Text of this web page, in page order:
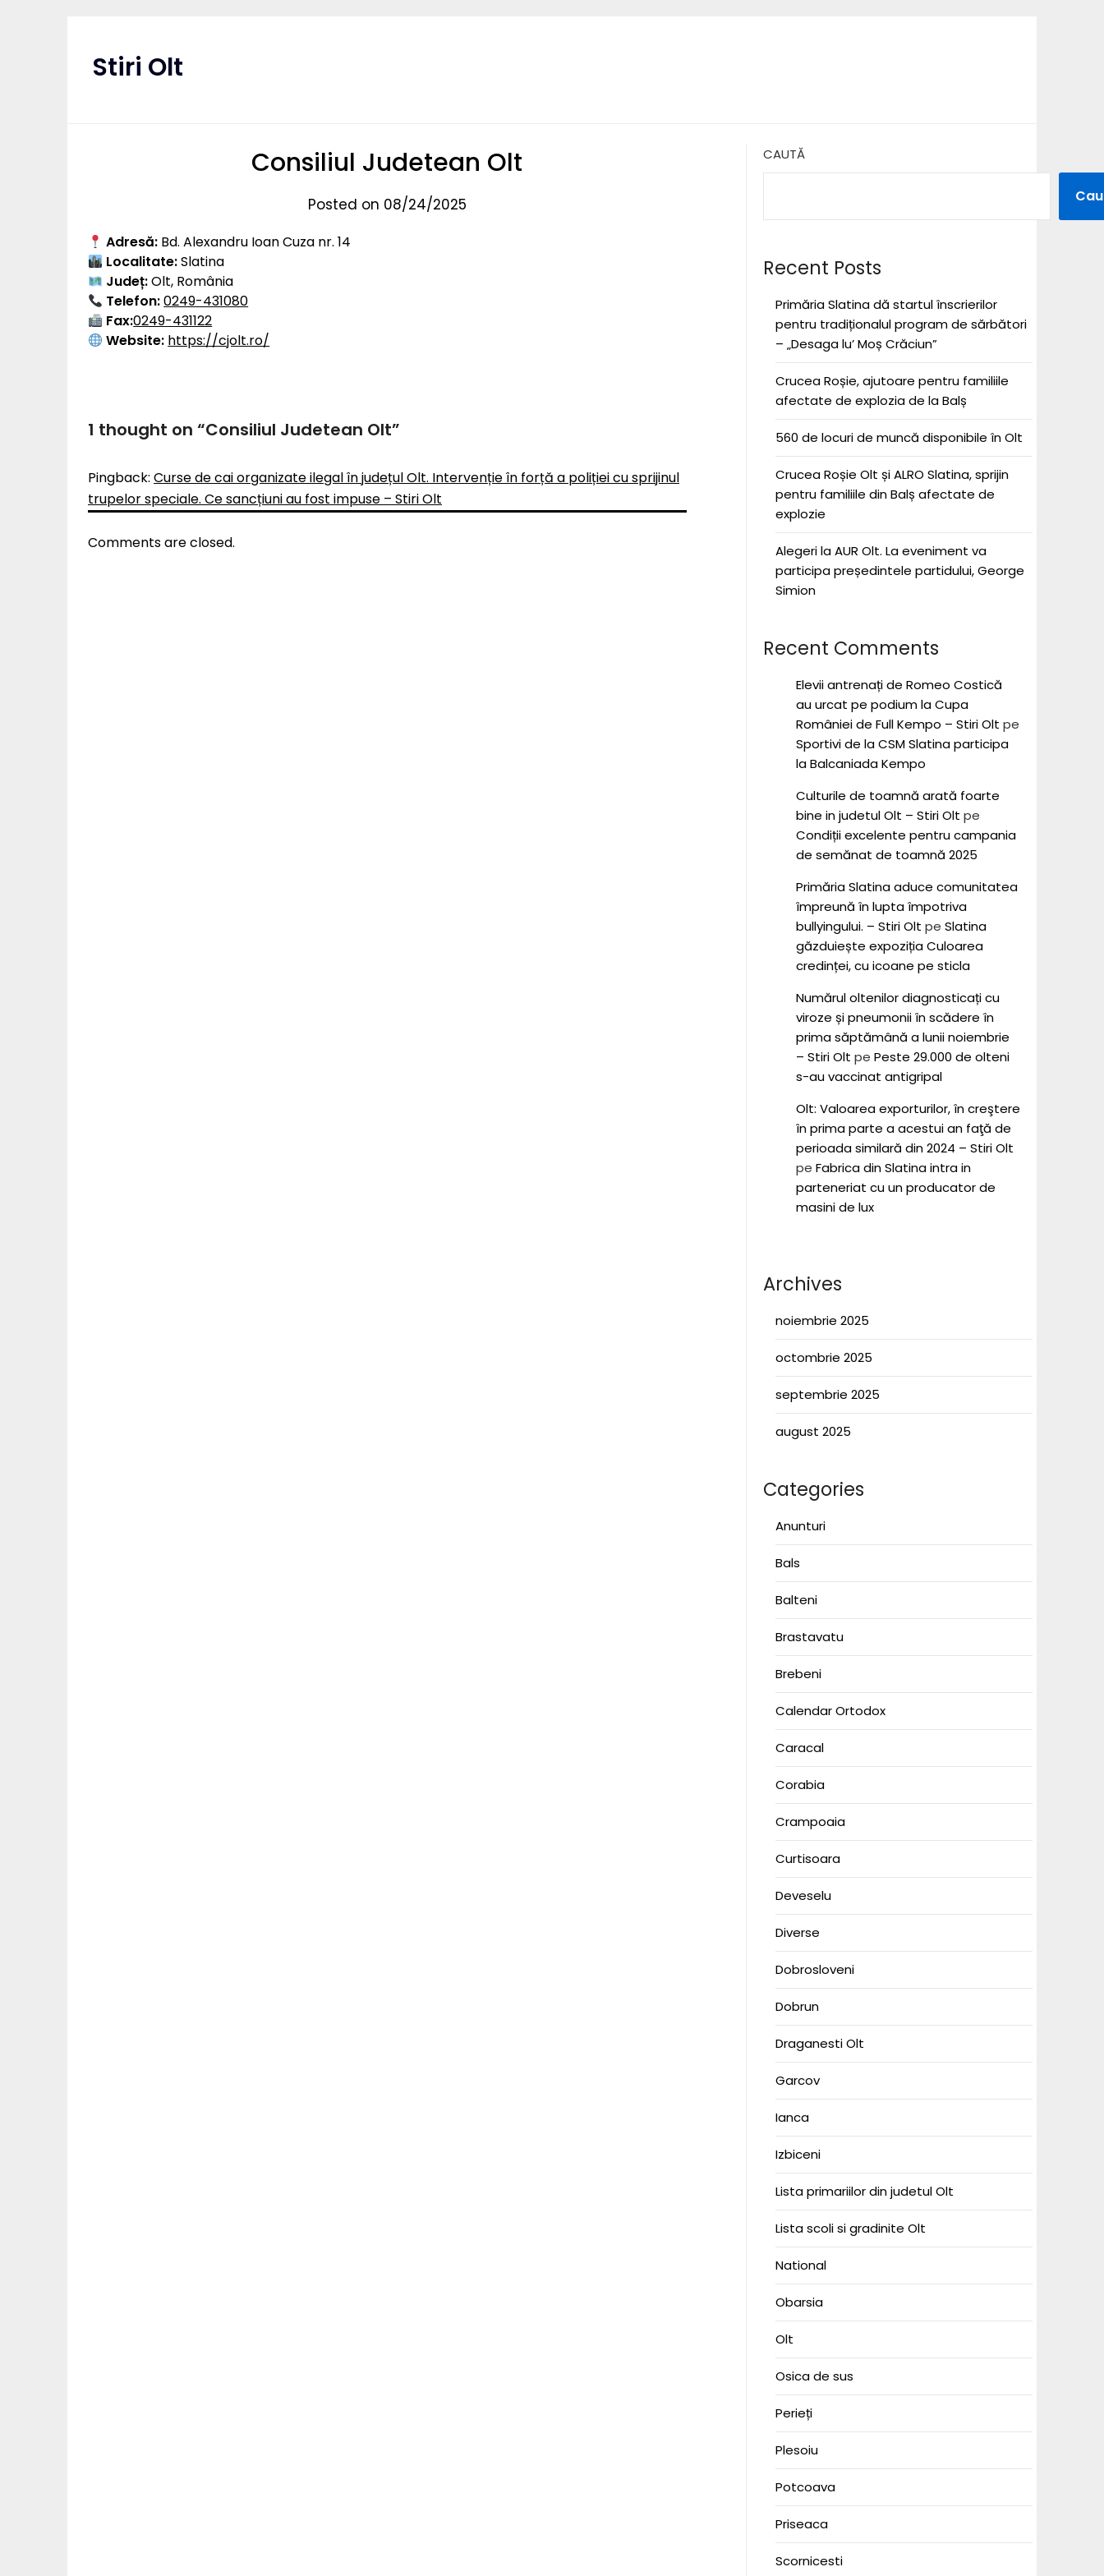
Stiri Olt
Consiliul Judetean Olt
Posted on 08/24/2025
Adresă: Bd. Alexandru Ioan Cuza nr. 14
Localitate:Slatina
Județ:Olt, România
Telefon:0249-431080
Fax:0249-431122
Website: https://cjolt.ro/
1 thought on “Consiliul Judetean Olt”
Pingback: Curse de cai organizate ilegal în județul Olt. Intervenție în forță a poliției cu sprijinul
trupelor speciale. Ce sancțiuni au fost impuse – Stiri Olt
Comments are closed.
CAUTĂ
Recent Posts
Primăria Slatina dă startul înscrierilor
pentru tradiționalul program de sărbători
– „Desaga lu’ Moș Crăciun”
Crucea Roșie, ajutoare pentru familiile
afectate de explozia de la Balș
560 de locuri de muncă disponibile în Olt
Crucea Roșie Olt și ALRO Slatina, sprijin
pentru familiile din Balș afectate de
explozie
Alegeri la AUR Olt. La eveniment va
participa președintele partidului, George
Simion
Recent Comments
Elevii antrenați de Romeo Costică
au urcat pe podium la Cupa
României de Full Kempo – Stiri Olt pe
Sportivi de la CSM Slatina participa
la Balcaniada Kempo
Culturile de toamnă arată foarte
bine in judetul Olt – Stiri Olt pe
Condiții excelente pentru campania
de semănat de toamnă 2025
Primăria Slatina aduce comunitatea
împreună în lupta împotriva
bullyingului. – Stiri Olt pe Slatina
găzduiește expoziția Culoarea
credinței, cu icoane pe sticla
Numărul oltenilor diagnosticați cu
viroze și pneumonii în scădere în
prima săptămână a lunii noiembrie
– Stiri Olt pe Peste 29.000 de olteni
s-au vaccinat antigripal
Olt: Valoarea exporturilor, în creştere
în prima parte a acestui an faţă de
perioada similară din 2024 – Stiri Olt
pe Fabrica din Slatina intra in
parteneriat cu un producator de
masini de lux
Archives
noiembrie 2025
octombrie 2025
septembrie 2025
august 2025
Categories
Anunturi
Bals
Balteni
Brastavatu
Brebeni
Calendar Ortodox
Caracal
Corabia
Crampoaia
Curtisoara
Deveselu
Diverse
Dobrosloveni
Dobrun
Draganesti Olt
Garcov
Ianca
Izbiceni
Lista primariilor din judetul Olt
Lista scoli si gradinite Olt
National
Obarsia
Olt
Osica de sus
Perieți
Plesoiu
Potcoava
Priseaca
Scornicesti